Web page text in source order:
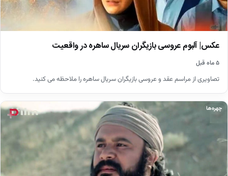
عکس| آلبوم عروسی بازیگران سریال ساهره در واقعیت
۵ ماه قبل
تصاویری از مراسم عقد و عروسی بازیگران سریال ساهره را ملاحظه می کنید.
چهره‌ها